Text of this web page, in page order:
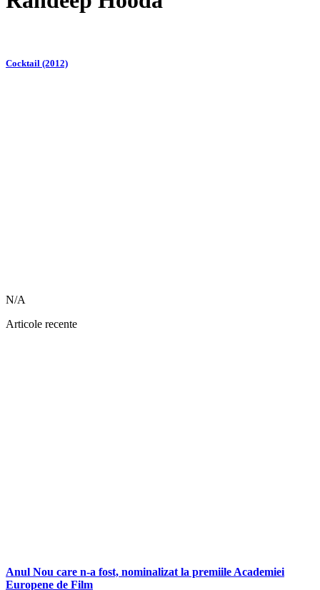
Cocktail (2012)
N/A
Articole recente
Anul Nou care n-a fost, nominalizat la premiile Academiei
Europene de Film